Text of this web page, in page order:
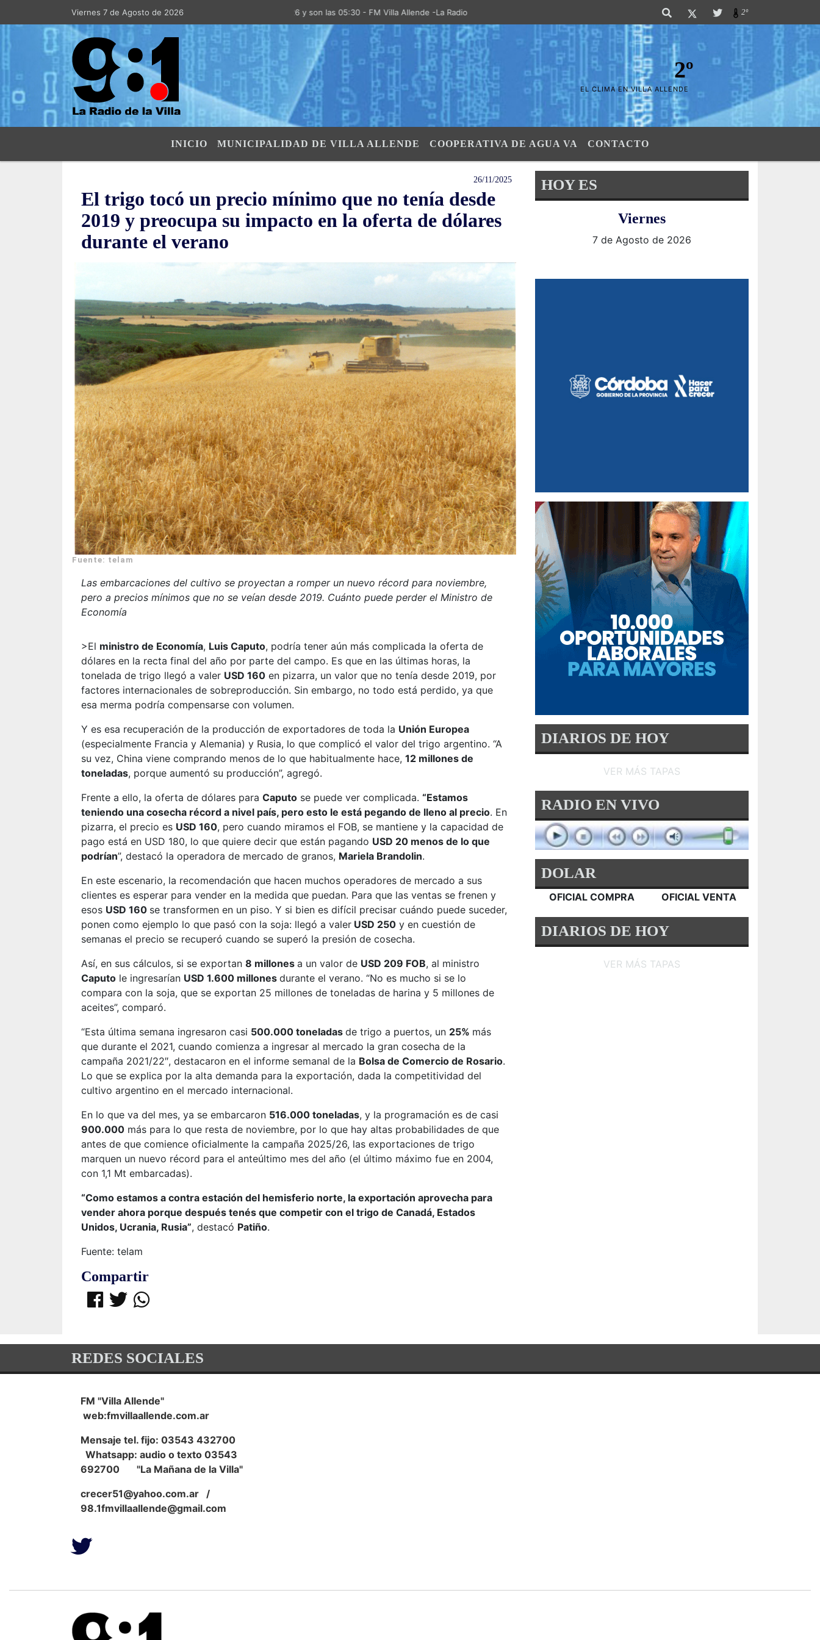
Viernes 7 de Agosto de 2026Hoy es Viernes 7 de Agosto de 2026 y son las 05:30 - FM Villa Allende -La Radio de la Villa- "El Aire de las Sierras". SI SU AVISO ESTA AQUÍ,..FELICITACIONES PUES..! "El
2º
2º
EL CLIMA EN VILLA ALLENDE
INICIO MUNICIPALIDAD DE VILLA ALLENDE COOPERATIVA DE AGUA VA CONTACTO
26/11/2025
El trigo tocó un precio mínimo que no tenía desde
2019 y preocupa su impacto en la oferta de dólares
durante el verano
Fuente: telam
Las embarcaciones del cultivo se proyectan a romper un nuevo récord para noviembre,
pero a precios mínimos que no se veían desde 2019. Cuánto puede perder el Ministro de
Economía
>El ministro de Economía, Luis Caputo, podría tener aún más complicada la oferta de
dólares en la recta final del año por parte del campo. Es que en las últimas horas, la
tonelada de trigo llegó a valer USD 160 en pizarra, un valor que no tenía desde 2019, por
factores internacionales de sobreproducción. Sin embargo, no todo está perdido, ya que
esa merma podría compensarse con volumen.
Y es esa recuperación de la producción de exportadores de toda la Unión Europea
(especialmente Francia y Alemania) y Rusia, lo que complicó el valor del trigo argentino. “A
su vez, China viene comprando menos de lo que habitualmente hace, 12 millones de
toneladas, porque aumentó su producción”, agregó.
Frente a ello, la oferta de dólares para Caputo se puede ver complicada. “Estamos
teniendo una cosecha récord a nivel país, pero esto le está pegando de lleno al precio. En
pizarra, el precio es USD 160, pero cuando miramos el FOB, se mantiene y la capacidad de
pago está en USD 180, lo que quiere decir que están pagando USD 20 menos de lo que
podrían”, destacó la operadora de mercado de granos, Mariela Brandolin.
En este escenario, la recomendación que hacen muchos operadores de mercado a sus
clientes es esperar para vender en la medida que puedan. Para que las ventas se frenen y
esos USD 160 se transformen en un piso. Y si bien es difícil precisar cuándo puede suceder,
ponen como ejemplo lo que pasó con la soja: llegó a valer USD 250 y en cuestión de
semanas el precio se recuperó cuando se superó la presión de cosecha.
Así, en sus cálculos, si se exportan 8 millones a un valor de USD 209 FOB, al ministro
Caputo le ingresarían USD 1.600 millones durante el verano. “No es mucho si se lo
compara con la soja, que se exportan 25 millones de toneladas de harina y 5 millones de
aceites”, comparó.
“Esta última semana ingresaron casi 500.000 toneladas de trigo a puertos, un 25% más
que durante el 2021, cuando comienza a ingresar al mercado la gran cosecha de la
campaña 2021/22″, destacaron en el informe semanal de la Bolsa de Comercio de Rosario.
Lo que se explica por la alta demanda para la exportación, dada la competitividad del
cultivo argentino en el mercado internacional.
En lo que va del mes, ya se embarcaron 516.000 toneladas, y la programación es de casi
900.000 más para lo que resta de noviembre, por lo que hay altas probabilidades de que
antes de que comience oficialmente la campaña 2025/26, las exportaciones de trigo
marquen un nuevo récord para el anteúltimo mes del año (el último máximo fue en 2004,
con 1,1 Mt embarcadas).
“Como estamos a contra estación del hemisferio norte, la exportación aprovecha para
vender ahora porque después tenés que competir con el trigo de Canadá, Estados
Unidos, Ucrania, Rusia”, destacó Patiño.
Fuente: telam
Compartir
HOY ES
Viernes
7 de Agosto de 2026
DIARIOS DE HOY
VER MÁS TAPAS
RADIO EN VIVO
DOLAR
OFICIAL COMPRA OFICIAL VENTA
DIARIOS DE HOY
VER MÁS TAPAS
REDES SOCIALES
FM "Villa Allende"
web:fmvillaallende.com.ar
Mensaje tel. fijo: 03543 432700
Whatsapp: audio o texto 03543
692700 "La Mañana de la Villa"
crecer51@yahoo.com.ar /
98.1fmvillaallende@gmail.com